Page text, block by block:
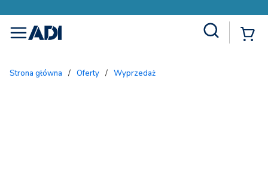
menu
Strona główna / Oferty / Wyprzedaż